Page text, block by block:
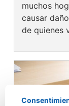
muchos
causar
de quienes